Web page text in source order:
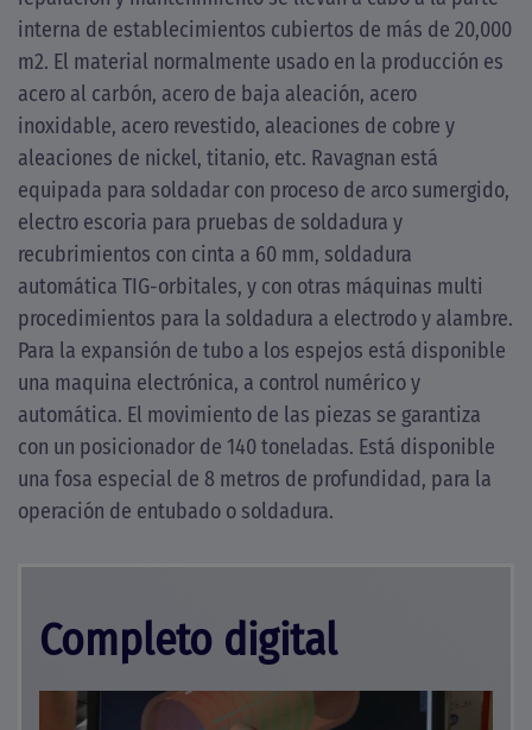
interna de establecimientos cubiertos de más de 20,000
m2. El material normalmente usado en la producción es
acero al carbón, acero de baja aleación, acero
inoxidable, acero revestido, aleaciones de cobre y
aleaciones de nickel, titanio, etc. Ravagnan está
equipada para soldadar con proceso de arco sumergido,
electro escoria para pruebas de soldadura y
recubrimientos con cinta a 60 mm, soldadura
automática TIG-orbitales, y con otras máquinas multi
procedimientos para la soldadura a electrodo y alambre.
Para la expansión de tubo a los espejos está disponible
una maquina electrónica, a control numérico y
automática. El movimiento de las piezas se garantiza
con un posicionador de 140 toneladas. Está disponible
una fosa especial de 8 metros de profundidad, para la
operación de entubado o soldadura.
Completo digital